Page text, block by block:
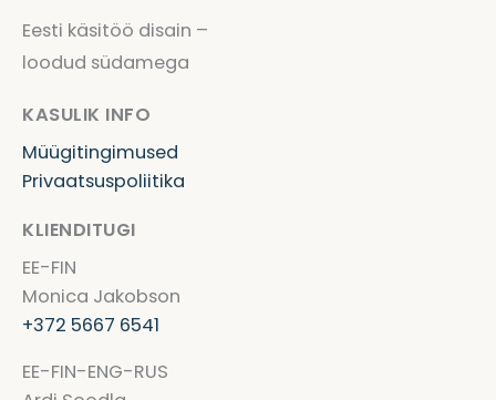
Eesti käsitöö disain –
loodud südamega
KASULIK INFO
Müügitingimused
Privaatsuspoliitika
KLIENDITUGI
EE-FIN
Monica Jakobson
+372 5667 6541
EE-FIN-ENG-RUS